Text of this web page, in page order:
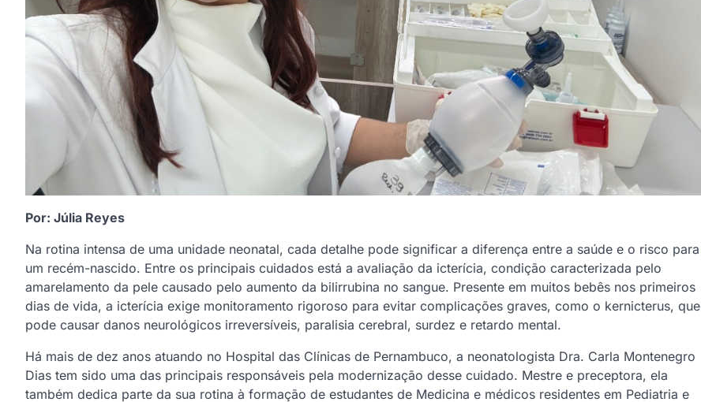
Por: Júlia Reyes
Na rotina intensa de uma unidade neonatal, cada detalhe pode significar a diferença entre a saúde e o risco para
um recém-nascido. Entre os principais cuidados está a avaliação da icterícia, condição caracterizada pelo
amarelamento da pele causado pelo aumento da bilirrubina no sangue. Presente em muitos bebês nos primeiros
dias de vida, a icterícia exige monitoramento rigoroso para evitar complicações graves, como o kernicterus, que
pode causar danos neurológicos irreversíveis, paralisia cerebral, surdez e retardo mental.
Há mais de dez anos atuando no Hospital das Clínicas de Pernambuco, a neonatologista Dra. Carla Montenegro
Dias tem sido uma das principais responsáveis pela modernização desse cuidado. Mestre e preceptora, ela
também dedica parte da sua rotina à formação de estudantes de Medicina e médicos residentes em Pediatria e